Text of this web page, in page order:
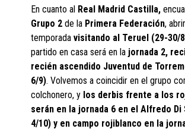
En cuanto al Real Madrid Castilla,
Grupo 2 de la Primera Federación,
temporadavisitando al Teruel (29-30/
partido en casa será en la jornada 2,
recién ascendido Juventud de
6/9). Volvemos a coincidir en el grupo
colchonero, y los derbis frente a los
serán en la jornada 6 en el Alfredo
4/10) y en campo rojiblanco en la